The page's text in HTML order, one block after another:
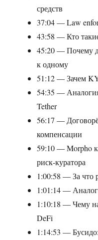
средств
37:04 — Law
43:58 — Кто
45:20 — Почему
к одному
51:12 — Зачем
54:35 —
Tether
56:17 —
компенсации
59:10 — Morpho
риск-куратора
1:00:58 — За что
1:01:14 —
1:10:18 — Чему
DeFi
1:14:53 —